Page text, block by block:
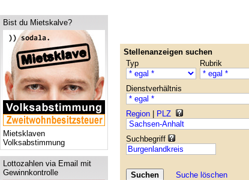
Bist du Mietskalve?
Mietsklaven
Volksabstimmung
Lottozahlen via Email mit
Gewinnkontrolle
Stellenanzeigen suchen
Typ
Rubrik
Dienstverhältnis
Region
PLZ
Suchbegriff
Suche löschen